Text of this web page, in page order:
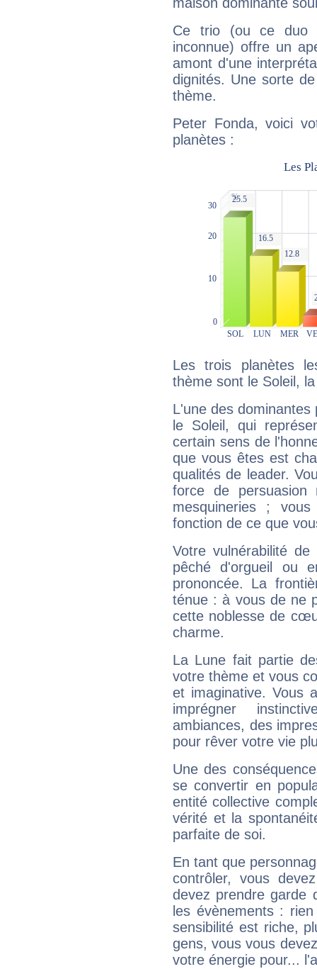
maison dominante
Ce trio (ou ce duo
inconnue) offre un
amont d'une
dignités. Une sorte
thème.
Peter Fonda, voici
planètes :
Les trois planètes
thème sont le Soleil,
L'une des
le Soleil, qui
certain sens de
que vous êtes est
qualités de leader.
force de
mesquineries ;
fonction de ce que
Votre vulnérabilité
pêché d'orgueil ou
prononcée. La
ténue : à vous de ne
cette noblesse de
charme.
La Lune fait partie
votre thème et vous
et imaginative. Vous
imprégner
ambiances, des
pour rêver votre vie
Une des
se convertir en
entité collective
vérité et la
parfaite de soi.
En tant que
contrôler, vous
devez prendre garde
les évènements :
sensibilité est riche,
gens, vous vous
votre énergie pour...